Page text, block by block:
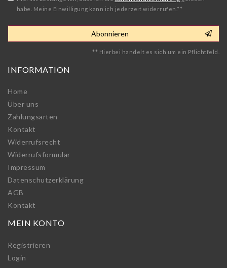
habe. Meine Einwilligung kann ich jederzeit widerrufen.**
Abonnieren
** Hierbei handelt es sich um ein Pflichtfeld.
INFORMATION
Home
Über uns
Zahlungsarten
Kontakt
Widerrufs­recht
Widerrufs­formular
Impressum
Daten­schutz­erklärung
AGB
Kontakt
MEIN KONTO
Registrieren
Login